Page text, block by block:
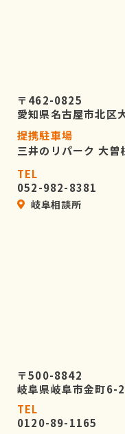
〒462-0825
愛知県名古屋市北区
提携駐車場
三井のリパーク 大曽
TEL
052-982-8381
岐阜相談所
〒500-8842
岐阜県岐阜市金町
TEL
0120-89-1165